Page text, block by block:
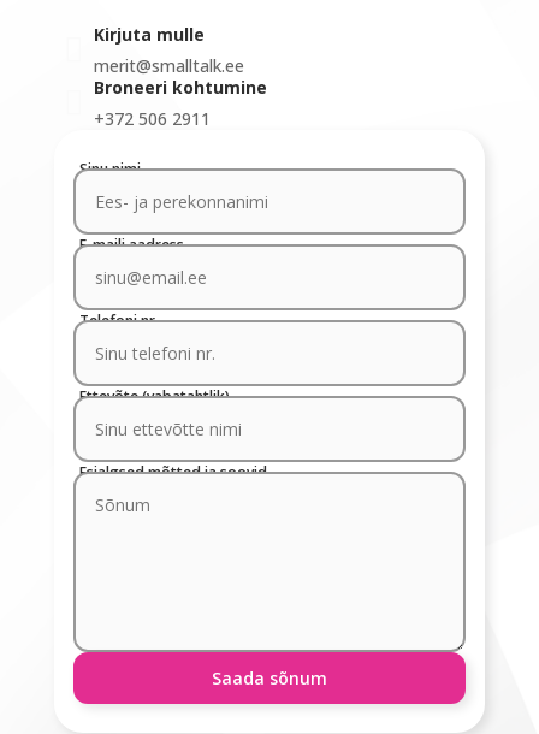
Kirjuta mulle
merit@smalltalk.ee
Broneeri kohtumine
+372 506 2911
Sinu nimi
E-maili aadress
Telefoni nr.
Ettevõte (vabatahtlik)
Esialgsed mõtted ja soovid
Saada sõnum